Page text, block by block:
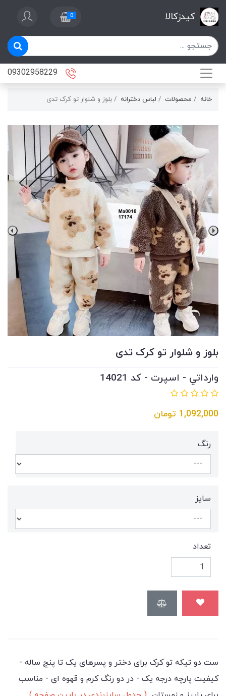
کیدزکالا 0
خانه محصولات لباس دخترانه بلوز و شلوار تو کرک تدی
بلوز و شلوار تو کرک تدی
وارداتي - اسپرت - کد 14021
1,092,000 تومان
رنگ
سايز
تعداد
ست دو تیکه تو کرک برای دختر و پسرهای یک تا پنج ساله -
کیفیت پارچه درجه یک - در دو رنگ کرم و قهوه ای - مناسب